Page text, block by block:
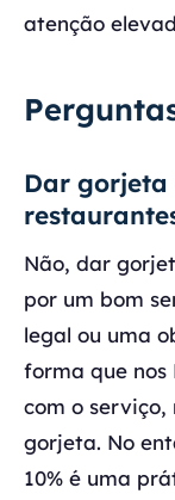
atenção
Dar
Não, dar
por um bom
legal ou uma
forma que nos
com o
gorjeta. No
10% é uma